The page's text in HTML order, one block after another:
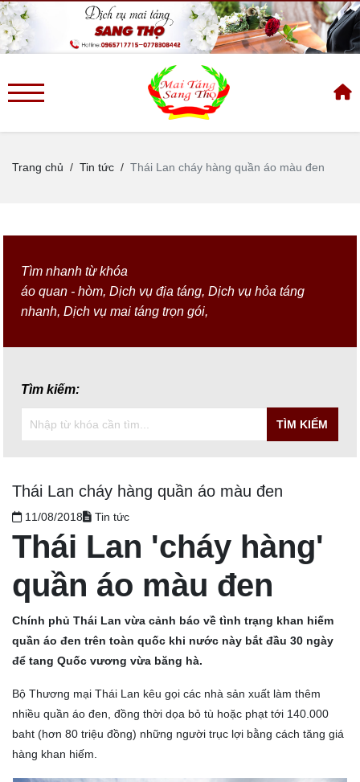
Trang chủ Tin tức Thái Lan cháy hàng quần áo màu đen
Tìm nhanh từ khóa
áo quan - hòm,Dịch vụ địa táng,Dịch vụ hỏa táng
nhanh,Dịch vụ mai táng trọn gói,
Tìm kiếm:
TÌM KIẾM
Thái Lan cháy hàng quần áo màu đen
11/08/2018 Tin tức
Thái Lan 'cháy hàng'
quần áo màu đen
Chính phủ Thái Lan vừa cảnh báo về tình trạng khan hiếm
quần áo đen trên toàn quốc khi nước này bắt đầu 30 ngày
để tang Quốc vương vừa băng hà.
Bộ Thương mại Thái Lan kêu gọi các nhà sản xuất làm thêm
nhiều quần áo đen, đồng thời dọa bỏ tù hoặc phạt tới 140.000
baht (hơn 80 triệu đồng) những người trục lợi bằng cách tăng giá
hàng khan hiếm.